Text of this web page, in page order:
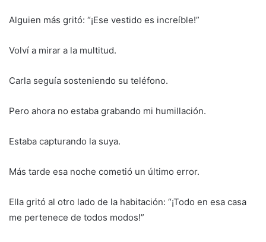
Alguien más gritó: “¡Ese vestido es increíble!”
Volví a mirar a la multitud.
Carla seguía sosteniendo su teléfono.
Pero ahora no estaba grabando mi humillación.
Estaba capturando la suya.
Más tarde esa noche cometió un último error.
Ella gritó al otro lado de la habitación: “¡Todo en esa casa
me pertenece de todos modos!”